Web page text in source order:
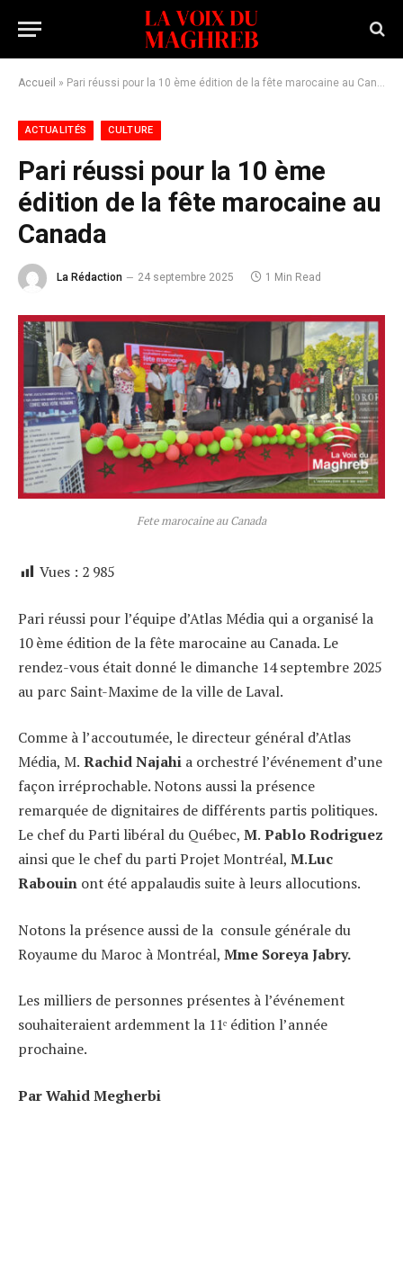
Accueil » Pari réussi pour la 10 ème édition de la fête marocaine au Canada
ACTUALITÉS CULTURE
Pari réussi pour la 10 ème
édition de la fête marocaine au
Canada
La Rédaction 24 septembre 2025 1 Min Read
Fete marocaine au Canada
Vues : 2 985
Pari réussi pour l’équipe d’Atlas Média qui a organisé la
10 ème édition de la fête marocaine au Canada. Le
rendez-vous était donné le dimanche 14 septembre 2025
au parc Saint-Maxime de la ville de Laval.
Comme à l’accoutumée, le directeur général d’Atlas
Média, M. Rachid Najahi a orchestré l’événement d’une
façon irréprochable. Notons aussi la présence
remarquée de dignitaires de différents partis politiques.
Le chef du Parti libéral du Québec, M. Pablo Rodriguez
ainsi que le chef du parti Projet Montréal, M.Luc
Rabouin ont été appalaudis suite à leurs allocutions.
Notons la présence aussi de la consule générale du
Royaume du Maroc à Montréal, Mme Soreya Jabry.
Les milliers de personnes présentes à l’événement
souhaiteraient ardemment la 11ᵉ édition l’année
prochaine.
Par Wahid Megherbi